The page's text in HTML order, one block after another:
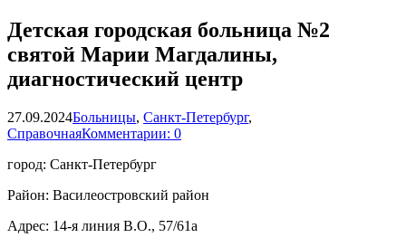
Детская городская больница №2
святой Марии Магдалины,
диагностический центр
27.09.2024Больницы, Санкт-Петербург,
СправочнаяКомментарии: 0
город: Санкт-Петербург
Район: Василеостровский район
Адрес: 14-я линия В.О., 57/61а